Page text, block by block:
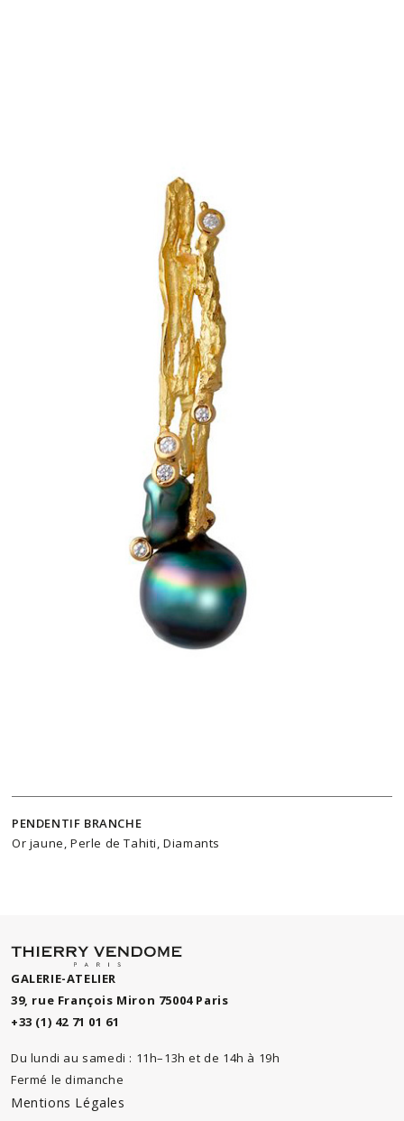
PENDENTIF BRANCHE
Or jaune, Perle de Tahiti, Diamants
GALERIE-ATELIER
39, rue François Miron 75004 Paris
+33 (1) 42 71 01 61
Du lundi au samedi : 11h–13h et de 14h à 19h
Fermé le dimanche
Mentions Légales